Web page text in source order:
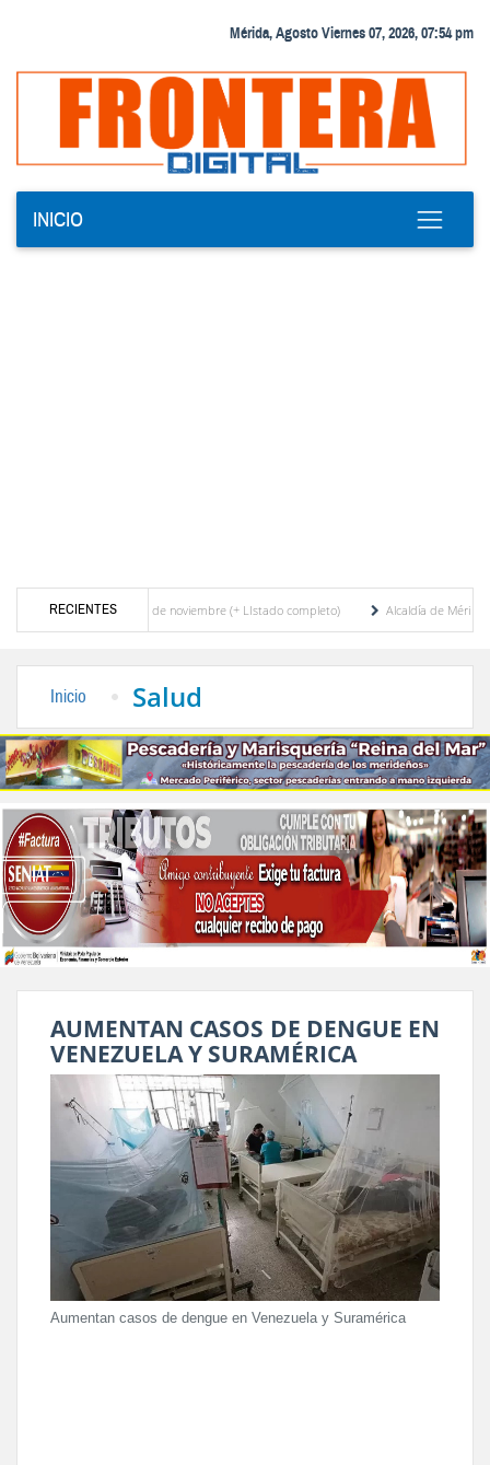
Mérida, Agosto Viernes 07, 2026, 07:54 pm
INICIO
RECIENTES
elecciones del 11 de noviembre (+ LIstado completo)
Alcaldía de Mérida y
Inicio Salud
AUMENTAN CASOS DE DENGUE EN
VENEZUELA Y SURAMÉRICA
Aumentan casos de dengue en Venezuela y Suramérica